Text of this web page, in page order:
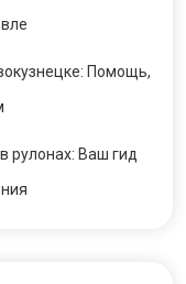
Помощь,
рулонах: Ваш гид